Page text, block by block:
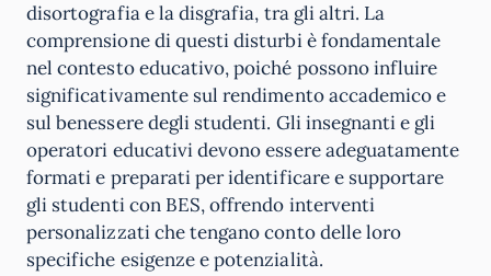
disortografia e la disgrafia, tra gli altri. La
comprensione di questi disturbi è fondamentale
nel contesto educativo, poiché possono influire
significativamente sul rendimento accademico e
sul benessere degli studenti. Gli insegnanti e gli
operatori educativi devono essere adeguatamente
formati e preparati per identificare e supportare
gli studenti con BES, offrendo interventi
personalizzati che tengano conto delle loro
specifiche esigenze e potenzialità.